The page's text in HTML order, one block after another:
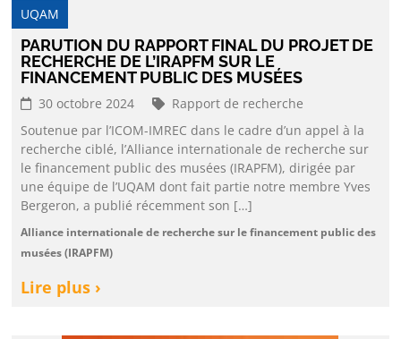
UQAM
PARUTION DU RAPPORT FINAL DU PROJET DE
RECHERCHE DE L’IRAPFM SUR LE
FINANCEMENT PUBLIC DES MUSÉES
30 octobre 2024
Rapport de recherche
Soutenue par l’ICOM-IMREC dans le cadre d’un appel à la
recherche ciblé, l’Alliance internationale de recherche sur
le financement public des musées (IRAPFM), dirigée par
une équipe de l’UQAM dont fait partie notre membre Yves
Bergeron, a publié récemment son […]
Alliance internationale de recherche sur le financement public des
musées (IRAPFM)
Lire plus ›